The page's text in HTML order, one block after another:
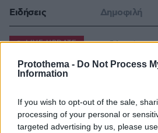
Protothema - Do Not Process
Information
If you wish to opt-out of the sale,
processing of your personal or
targeted advertising by us, please
Ειδήσεις Δημοφιλή
ΠΑΟΚ - Άντερλεχτ 0-1 (ημίχρονο):
«πάγωσαν» την Τούμπα στα 17
LIVE UPDATE πριν 5 λεπτά
Για πάντα στη Ρεάλ Μαδρίτης ο
νέο συμβόλαιο έως το 2032 ο
πριν 8 λεπτά